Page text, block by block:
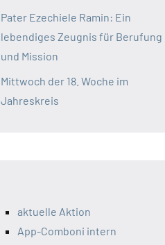
Pater Ezechiele Ramin: Ein
lebendiges Zeugnis für Berufung
und Mission
Mittwoch der 18. Woche im
Jahreskreis
aktuelle Aktion
App-Comboni intern